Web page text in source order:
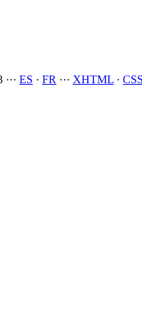
··· ES · FR ··· XHTML · CSS